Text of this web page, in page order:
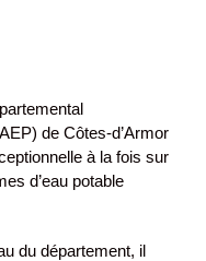
de Côtes-d’Armor
à la fois sur
d’eau potable
du département, il